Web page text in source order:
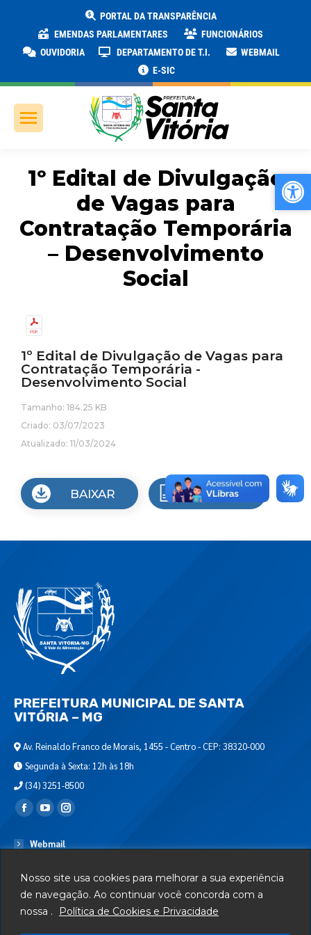
Nosso site usa cookies para melhorar a sua experiência
de navegação. Ao continuar você concorda com a
nossa .
Política de Cookies e Privacidade
PORTAL DA TRANSPARÊNCIA
EMENDAS PARLAMENTARES
FUNCIONÁRIOS
OUVIDORIA
DEPARTAMENTO DE T.I.
WEBMAIL
E-SIC
1º Edital de Divulgação
de Vagas para
Contratação Temporária
– Desenvolvimento
Social
1º Edital de Divulgação de Vagas para
Contratação Temporária -
Desenvolvimento Social
Tamanho: 184.25 KB
Criado: 03/07/2023
Atualizado: 11/03/2024
BAIXAR VISUALIZAR
PREFEITURA MUNICIPAL DE SANTA
VITÓRIA – MG
Av. Reinaldo Franco de Morais, 1455 - Centro - CEP: 38320-000
Segunda à Sexta: 12h às 18h
(34) 3251-8500
Encontre-nos em:
Webmail
Serviços
Telefones Úteis